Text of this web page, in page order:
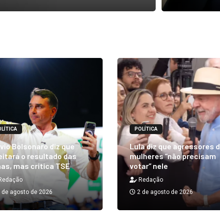
Bolsonaro diz que
o resultado das
mas critica TSE
de agosto de 2026
POLÍTICA
Lula diz que agressores
mulheres “não precisam
votar” nele
Redação
2 de agosto de 2026